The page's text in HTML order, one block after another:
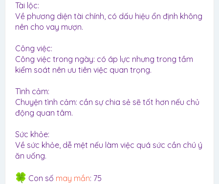
Tài lộc:
Về phương diện tài chính, có dấu hiệu ổn định không
nên cho vay mượn.
Công việc:
Công việc trong ngày: có áp lực nhưng trong tầm
kiểm soát nên ưu tiên việc quan trọng.
Tình cảm:
Chuyện tình cảm: cần sự chia sẻ sẽ tốt hơn nếu chủ
động quan tâm.
Sức khỏe:
Về sức khỏe, dễ mệt nếu làm việc quá sức cần chú ý
ăn uống.
Con số may mắn: 75